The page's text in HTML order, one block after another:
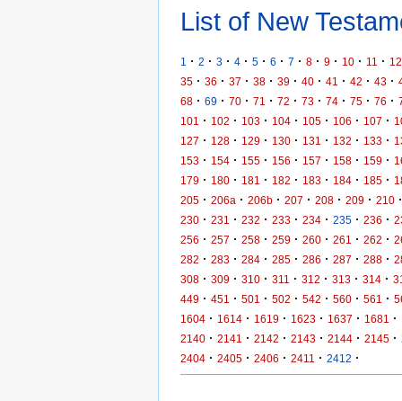
List of New
1 · 2 · 3 · 4 · 5 · 6 · 7 · 8 · 9 · 10 · 11 · 12
35 · 36 · 37 · 38 · 39 · 40 · 41 · 42 · 43 ·
68 · 69 · 70 · 71 · 72 · 73 · 74 · 75 · 76 ·
101
· 102 · 103 · 104 · 105 · 106 · 107 ·
127 · 128 · 129 · 130 · 131 · 132 · 133 ·
153 · 154 · 155 · 156 · 157 · 158 · 159 ·
179 · 180 · 181 · 182 · 183 · 184 · 185 ·
205 · 206a · 206b · 207 · 208 · 209 · 210 ·
230 · 231 · 232 · 233 · 234 · 235 · 236 ·
256 · 257 · 258 · 259 · 260 · 261 · 262 ·
282 · 283 · 284 · 285 · 286 · 287 · 288 ·
308 · 309 · 310 · 311 · 312 · 313 · 314 ·
449 · 451 · 501 · 502 · 542 · 560 · 561 ·
1604 · 1614 · 1619 · 1623 · 1637 · 1681 ·
2140 · 2141 · 2142 · 2143 · 2144 · 2145 ·
2404 · 2405 · 2406 · 2411 · 2412 ·